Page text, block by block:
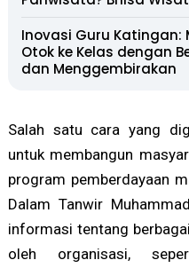
Inovasi Guru Katingan:
Otok ke Kelas dengan
dan Menggembirakan
Salah satu cara yang
untuk membangun
program pemberdayaan
Dalam Tanwir
informasi tentang
oleh organisasi,